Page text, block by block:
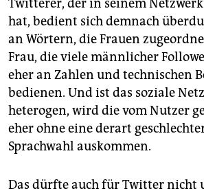
Twitterer, der in seinem
hat, bedient sich demnach
an Wörtern, die Frauen
Frau, die viele männlicher
eher an Zahlen und technischen
bedienen. Und ist das soziale
heterogen, wird die vom Nutzer
eher ohne eine derart
Sprachwahl auskommen.
Das dürfte auch für Twitter nicht